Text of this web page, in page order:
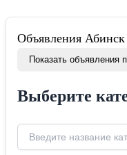
Объявления Абинск
Показать объявления
Выберите